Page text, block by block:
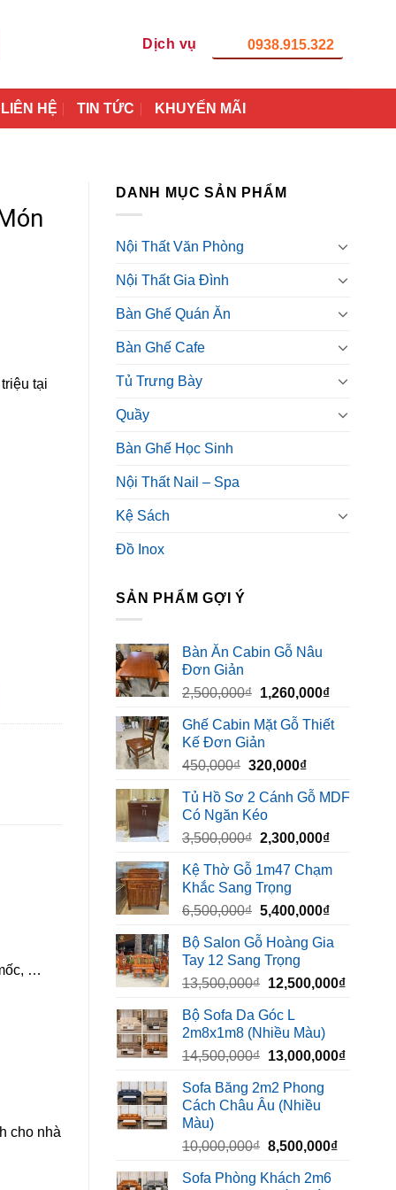
Dịch vụ 0938.915.322
LIÊN HỆ TIN TỨC KHUYẾN MÃI
DANH MỤC SẢN PHẨM
Nội Thất Văn Phòng
Nội Thất Gia Đình
Bàn Ghế Quán Ăn
Bàn Ghế Cafe
Tủ Trưng Bày
Quầy
Bàn Ghế Học Sinh
Nội Thất Nail – Spa
Kệ Sách
Đồ Inox
SẢN PHẨM GỢI Ý
Bàn Ăn Cabin Gỗ Nâu
Đơn Giản
2,500,000₫ Giá
là:
2,500,000₫.
1,260,000₫Giá
tại
Ghế Cabin Mặt Gỗ Thiết
Kế Đơn Giản
450,000₫ Giá
là:
450,000₫.
320,000₫Giá
tại
320,000₫.
Tủ Hồ Sơ 2 Cánh Gỗ MDF
Có Ngăn Kéo
3,500,000₫ Giá
là:
3,500,000₫.
2,300,000₫Giá
tại
Kệ Thờ Gỗ 1m47 Chạm
Khắc Sang Trọng
6,500,000₫ Giá
là:
6,500,000₫.
5,400,000₫Giá
tại
Bộ Salon Gỗ Hoàng Gia
Tay 12 Sang Trọng
13,500,000₫ Giá
là:
13,500,000₫.
12,500,000₫Giá
Bộ Sofa Da Góc L
2m8x1m8 (Nhiều Màu)
14,500,000₫ Giá
là:
14,500,000₫.
13,000,000₫Giá
Sofa Băng 2m2 Phong
Cách Châu Âu (Nhiều
Màu)
10,000,000₫ Giá
là:
8,500,000₫Giá
Sofa Phòng Khách 2m6
tại
…
cho nhà